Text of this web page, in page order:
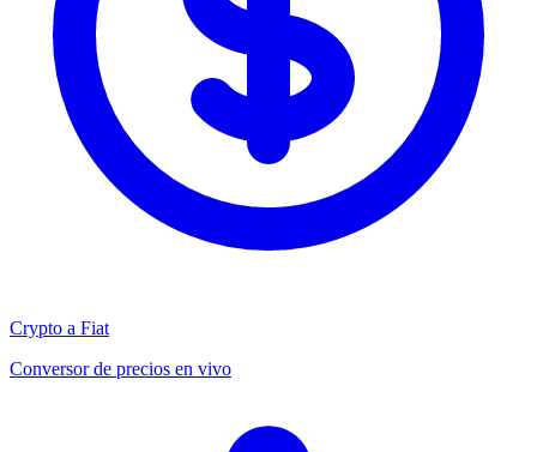
Crypto a Fiat
Conversor de precios en vivo